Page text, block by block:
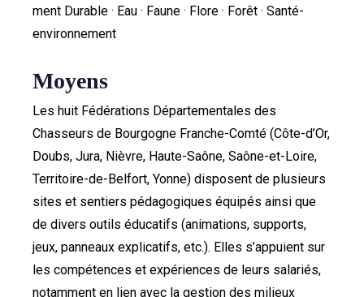
ment Durable · Eau · Faune · Flore · Forêt · Santé-
environnement
Moyens
Les huit Fédérations Départementales des
Chasseurs de Bourgogne Franche-Comté (Côte-d’Or,
Doubs, Jura, Nièvre, Haute-Saône, Saône-et-Loire,
Territoire-de-Belfort, Yonne) disposent de plusieurs
sites et sentiers pédagogiques équipés ainsi que
de divers outils éducatifs (animations, supports,
jeux, panneaux explicatifs, etc.). Elles s’appuient sur
les compétences et expériences de leurs salariés,
notamment en lien avec la gestion des milieux